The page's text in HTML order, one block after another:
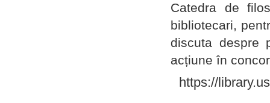
Catedra de
bibliotecari,
discuta despre
acțiune în
https://